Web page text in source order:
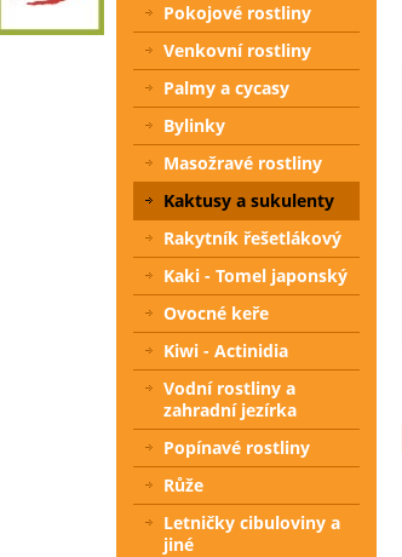
Pokojové rostliny
Venkovní rostliny
Palmy a cycasy
Bylinky
Masožravé rostliny
Kaktusy a sukulenty
Rakytník řešetlákový
Kaki - Tomel japonský
Ovocné keře
Kiwi - Actinidia
Vodní rostliny a
zahradní jezírka
Popínavé rostliny
Růže
Letničky cibuloviny a
jiné